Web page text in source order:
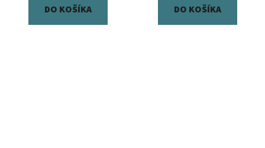
DO KOŠÍKA DO KOŠÍKA